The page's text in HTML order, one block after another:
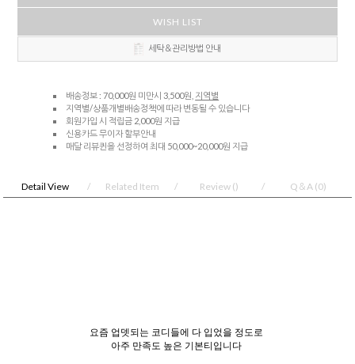
WISH LIST
세탁＆관리방법 안내
배송정보 : 70,000원 미만시 3,500원, 지역별
지역별/상품개별배송정책에 따라 변동될 수 있습니다
회원가입 시 적립금 2,000원 지급
신용카드 무이자 할부안내
매달 리뷰퀸을 선정하여 최대 50,000~20,000원 지급
Detail View Related Item Review () Q＆A (0)
요즘 업뎃되는 코디들에 다 입었을 정도로
아주 만족도 높은 기본티입니다